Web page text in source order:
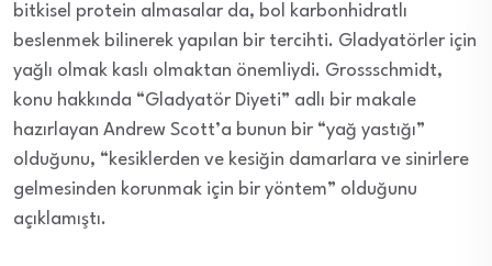
bitkisel protein almasalar da, bol karbonhidratlı
beslenmek bilinerek yapılan bir tercihti. Gladyatörler için
yağlı olmak kaslı olmaktan önemliydi. Grossschmidt,
konu hakkında “Gladyatör Diyeti” adlı bir makale
hazırlayan Andrew Scott’a bunun bir “yağ yastığı”
olduğunu, “kesiklerden ve kesiğin damarlara ve sinirlere
gelmesinden korunmak için bir yöntem” olduğunu
açıklamıştı.